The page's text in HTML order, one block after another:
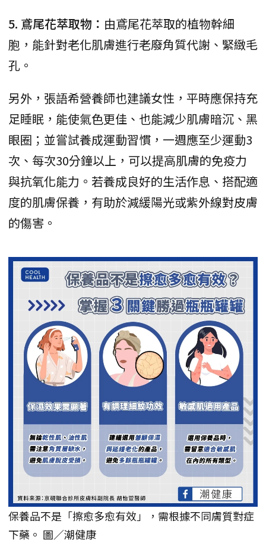
5. 鳶尾花萃取物： 由鳶尾花萃取的植物幹細
胞，能針對老化肌膚進行老廢角質代謝、緊緻毛
孔。
另外，張語希營養師也建議女性，平時應保持充
足睡眠，能使氣色更佳、也能減少肌膚暗沉、黑
眼圈；並嘗試養成運動習慣，一週應至少運動3
次、每次30分鐘以上，可以提高肌膚的免疫力
與抗氧化能力。若養成良好的生活作息、搭配適
度的肌膚保養，有助於減緩陽光或紫外線對皮膚
的傷害。
保養品不是「擦愈多愈有效」，需根據不同膚質對症
下藥。 圖／潮健康